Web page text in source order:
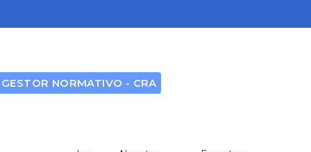
GESTOR NORMATIVO - CRA